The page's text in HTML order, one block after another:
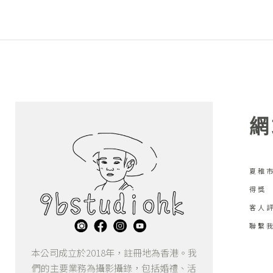
本公司成立於2018年，註冊地為香港。我
們的主要業務為攝影攝錄，包括婚禮、活
夏稚
得獎
客人
聯繫